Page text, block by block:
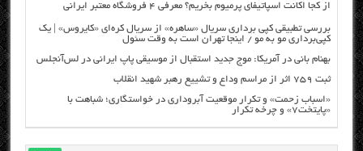
از کجا اکانت اسپاتیفای پرمیوم بخریم؟ معرفی ۴ فروشگاه معتبر ایرانی
بررسی تطبیقی کپی برداری سریال «ساهره» از سریال کره‌ای «کایروس» | یک
کپی‌برداری مو به مو / اینجا تهران است به وقت سئول
بهنام بانی در آمریکا: موج جدید استقبال از موسیقی پاپ ایرانی در لس‌آنجلس
ثبت ۷۵۹ اثر از مراسم وداع و تشییع رهبر شهید انقلاب
«اسباب زحمت» و تکرار موقعیت آبروداری در خواستگاری؛ شباهت با
«پایتخت۷» و چرخه تکرار